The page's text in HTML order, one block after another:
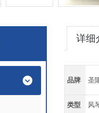
详细
品牌 圣
类型 风